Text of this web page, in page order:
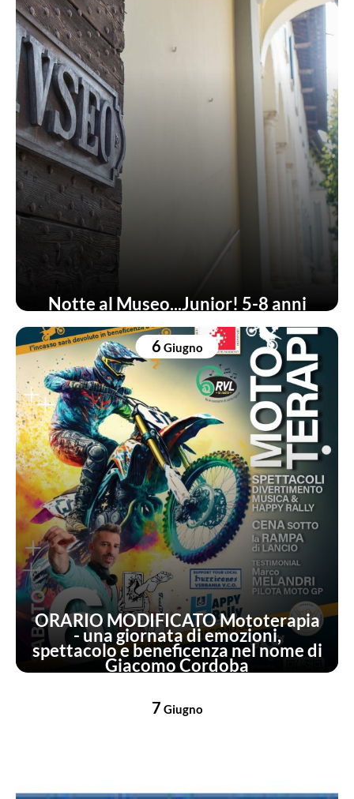
Notte al Museo...Junior! 5-8 anni
6 Giugno
ORARIO MODIFICATO Mototerapia
- una giornata di emozioni,
spettacolo e beneficenza nel nome di
Giacomo Cordoba
7 Giugno